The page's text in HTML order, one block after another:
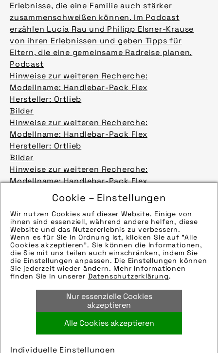
Cookie – Einstellungen
Wir nutzen Cookies auf dieser Website. Einige von
ihnen sind essenziell, während andere helfen, diese
Website und das Nutzererlebnis zu verbessern.
Wenn es für Sie in Ordnung ist, klicken Sie auf "Alle
Cookies akzeptieren". Sie können die Informationen,
die Sie mit uns teilen auch einschränken, indem Sie
die Einstellungen anpassen. Die Einstellungen können
Sie jederzeit wieder ändern. Mehr Informationen
finden Sie in unserer Datenschutzerklärung.
Nur essenzielle Cookies
akzeptieren
Alle Cookies akzeptieren
Individuelle Einstellungen
Erlebnisse, die eine Familie auch stärker
zusammenschweißen können. Im Podcast
erzählen Lucia Rau und Philipp Elsner-Krause
von ihren Erlebnissen und geben Tipps für
Eltern, die eine gemeinsame Radreise planen.
Podcast
Hinweise zur weiteren Recherche:
Modellname: Handlebar-Pack Flex
Hersteller: Ortlieb
Bilder
Hinweise zur weiteren Recherche:
Modellname: Handlebar-Pack Flex
Hersteller: Ortlieb
Bilder
Hinweise zur weiteren Recherche:
Modellname: Handlebar-Pack Flex
Hersteller: Ortlieb
Die technischen Details werden in Bälde
eingefügt. Sie können uns aber gern auch per E-
Mail oder Telefon kontaktieren, wir helfen gerne
weiter.
Bilder
Die technischen Details werden in Bälde
Mail oder Telefon kontaktieren, wir helfen gerne
Die technischen Details werden in Bälde
eingefügt. Sie können uns aber gern auch per E-
mehr laden 9 / 64